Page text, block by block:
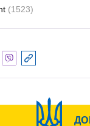
(1523)